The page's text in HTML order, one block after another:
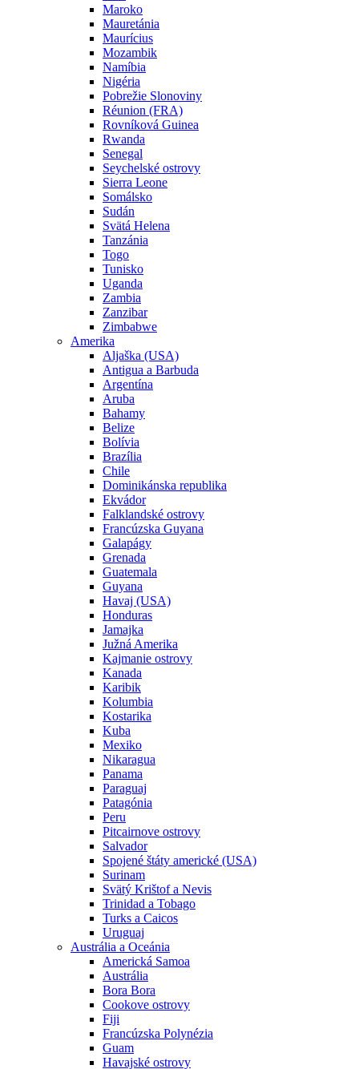
Maroko
Mauretánia
Maurícius
Mozambik
Namíbia
Nigéria
Pobrežie Slonoviny
Réunion (FRA)
Rovníková Guinea
Rwanda
Senegal
Seychelské ostrovy
Sierra Leone
Somálsko
Sudán
Svätá Helena
Tanzánia
Togo
Tunisko
Uganda
Zambia
Zanzibar
Zimbabwe
Amerika
Aljaška (USA)
Antigua a Barbuda
Argentína
Aruba
Bahamy
Belize
Bolívia
Brazília
Chile
Dominikánska republika
Ekvádor
Falklandské ostrovy
Francúzska Guyana
Galapágy
Grenada
Guatemala
Guyana
Havaj (USA)
Honduras
Jamajka
Južná Amerika
Kajmanie ostrovy
Kanada
Karibik
Kolumbia
Kostarika
Kuba
Mexiko
Nikaragua
Panama
Paraguaj
Patagónia
Peru
Pitcairnove ostrovy
Salvador
Spojené štáty americké (USA)
Surinam
Svätý Krištof a Nevis
Trinidad a Tobago
Turks a Caicos
Uruguaj
Austrália a Oceánia
Americká Samoa
Austrália
Bora Bora
Cookove ostrovy
Fiji
Francúzska Polynézia
Guam
Havajské ostrovy